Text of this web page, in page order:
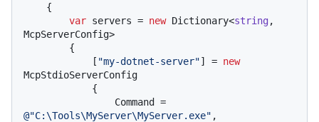
var servers = new Dictionary<string,
McpServerConfig>
            [
"my-dotnet-server"] = new
McpStdioServerConfig
@"C:\Tools\MyServer\MyServer.exe" ,